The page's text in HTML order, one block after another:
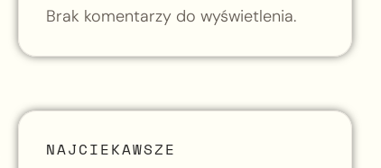
Brak komentarzy do wyświetlenia.
NAJCIEKAWSZE